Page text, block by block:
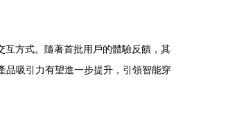
方式。隨著首批用戶的體驗反饋，其
品吸引力有望進一步提升，引領智能穿